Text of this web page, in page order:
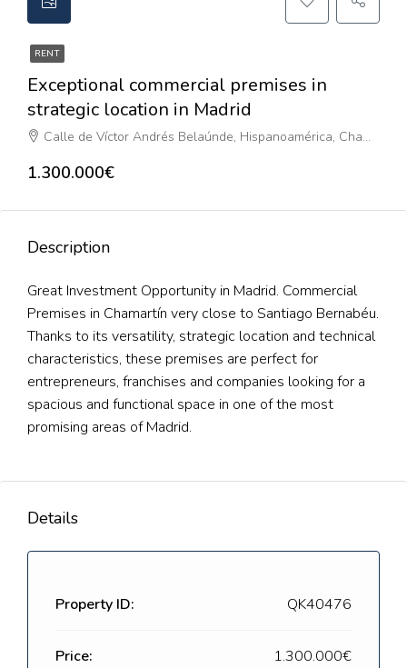
RENT
Exceptional commercial premises in
strategic location in Madrid
Calle de Víctor Andrés Belaúnde, Hispanoamérica, Chamartín, Madrid, Comunidad de Madrid, 28016, España
1.300.000€
Description
Great Investment Opportunity in Madrid. Commercial
Premises in Chamartín very close to Santiago Bernabéu.
Thanks to its versatility, strategic location and technical
characteristics, these premises are perfect for
entrepreneurs, franchises and companies looking for a
spacious and functional space in one of the most
promising areas of Madrid.
Details
Property ID: QK40476
Price: 1.300.000€